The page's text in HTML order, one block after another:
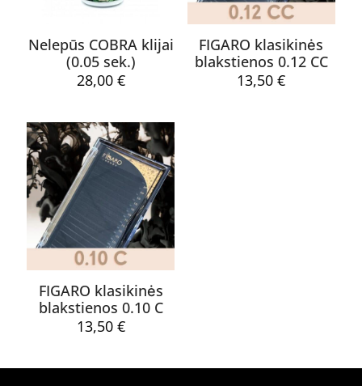
Pavadinimas*
El.
paštas*
Noriu savo interneto naršyklėje išsaugoti vardą, el. pašto
adresą ir interneto puslapį, kad jų nebereiktų įvesti iš naujo, kai
kitą kartą vėl norėsiu parašyti komentarą.
Nelepūs COBRA klijai
(0.05 sek.)
28,00 €
FIGARO klasikinės
blakstienos 0.12 CC
13,50€
FIGARO klasikinės
blakstienos 0.10 C
13,50 €